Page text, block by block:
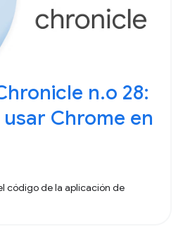
n.o 28:
Chrome en
código de la aplicación de